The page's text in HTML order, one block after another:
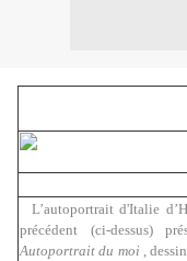
L’autoportrait d'Italie
précédent (ci-dessus)
Autoportrait du moi ,